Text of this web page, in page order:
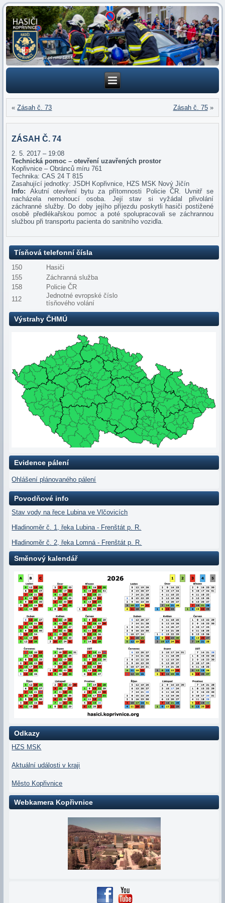
«Zásah č. 73 Zásah č. 75»
ZÁSAH Č. 74
2. 5. 2017 – 19:08
Technická pomoc – otevření uzavřených prostor
Kopřivnice – Obránců míru 761
Technika: CAS 24 T 815
Zasahující jednotky: JSDH Kopřivnice, HZS MSK Nový Jičín
Info: Akutní otevření bytu za přítomnosti Policie ČR. Uvnitř se
nacházela nemohoucí osoba. Její stav si vyžádal přivolání
záchranné služby. Do doby jejího příjezdu poskytli hasiči postižené
osobě předlékařskou pomoc a poté spolupracovali se záchrannou
službou při transportu pacienta do sanitního vozidla.
Tísňová telefonní čísla
150
Hasiči
155
Záchranná služba
158
Policie ČR
112
Jednotné evropské číslo
tísňového volání
Výstrahy ČHMÚ
Evidence pálení
Ohlášení plánovaného pálení
Povodňové info
Stav vody na řece Lubina ve Vlčovicích
Hladinoměr č. 1, řeka Lubina - Frenštát p. R.
Hladinoměr č. 2, řeka Lomná - Frenštát p. R.
Směnový kalendář
Odkazy
HZS MSK
Aktuální události v kraji
Město Kopřivnice
Webkamera Kopřivnice